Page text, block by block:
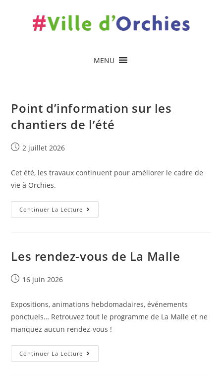
MENU
Point d’information sur les
chantiers de l’été
2 juillet 2026
Cet été, les travaux continuent pour améliorer le cadre de
vie à Orchies.
Continuer La Lecture
Les rendez-vous de La Malle
16 juin 2026
Expositions, animations hebdomadaires, événements
ponctuels… Retrouvez tout le programme de La Malle et ne
manquez aucun rendez-vous !
Continuer La Lecture